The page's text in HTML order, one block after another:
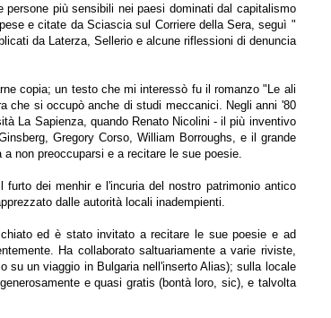
più sensibili nei paesi dominati dal capitalismo
e citate da Sciascia sul Corriere della Sera, seguì "
da Laterza, Sellerio e alcune riflessioni di denuncia
copia; un testo che mi interessò fu il romanzo "Le ali
che si occupò anche di studi meccanici. Negli anni '80
La Sapienza, quando Renato Nicolini - il più inventivo
Gregory Corso, William Borroughs, e il grande
non preoccuparsi e a recitare le sue poesie.
dei menhir e l'incuria del nostro patrimonio antico
dalle autorità locali inadempienti.
ed è stato invitato a recitare le sue poesie e ad
Ha collaborato saltuariamente a varie riviste,
su un viaggio in Bulgaria nell'inserto Alias); sulla locale
e quasi gratis (bontà loro, sic), e talvolta